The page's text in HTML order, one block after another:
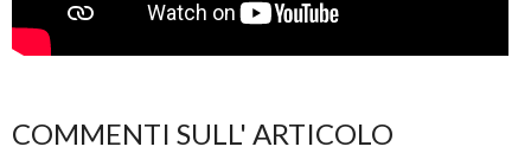
COMMENTI SULL' ARTICOLO